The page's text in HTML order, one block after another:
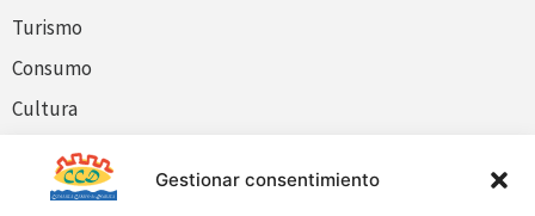
Gestionar consentimiento
Turismo
Consumo
Cultura
Medio Ambiente
Patrimonio